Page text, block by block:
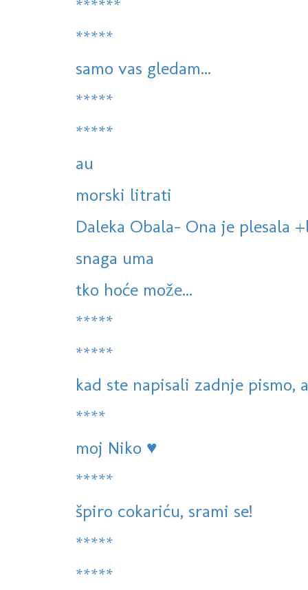
******
*****
samo vas gledam...
*****
*****
au
morski litrati
Daleka Obala- Ona je plesala
snaga uma
tko hoće može...
*****
*****
kad ste napisali zadnje pismo,
****
moj Niko ♥
*****
špiro cokariću, srami se!
*****
*****